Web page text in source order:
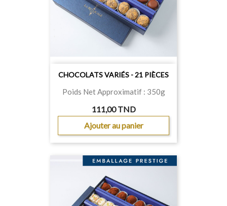
CHOCOLATS VARIÉS - 21 PIÈCES
Poids Net Approximatif : 350g
111,00 TND
Ajouter au panier